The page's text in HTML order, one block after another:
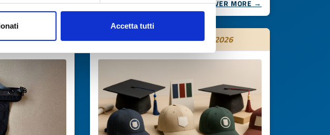
Accetta tutti
MORE → DISCOVER MORE →
2027 Expires on04 novembre 2026